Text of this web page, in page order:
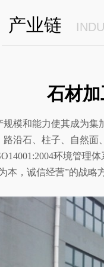
石材
模和能力使其成为
沿石、柱子、自然
环境管
，诚信经营”的战
产业链